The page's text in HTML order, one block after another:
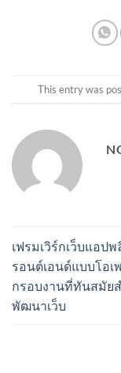
This entry was
เฟรมเวิร์กเว็บแอป
รอนต์เอนด์แบบโอเ
กรอบงานที่ทันสมัย
พัฒนาเว็บ